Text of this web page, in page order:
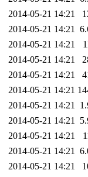
2014-05-21 14:21
2014-05-21 14:21
2014-05-21 14:21
2014-05-21 14:21
2014-05-21 14:21
2014-05-21 14:21
2014-05-21 14:21
2014-05-21 14:21
2014-05-21 14:21
2014-05-21 14:21
2014-05-21 14:21